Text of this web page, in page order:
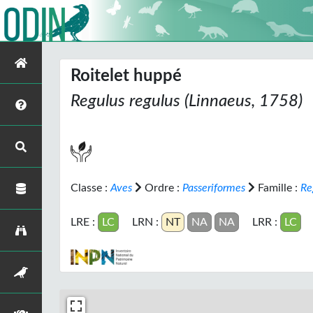
Roitelet huppé
Regulus regulus (Linnaeus, 1758)
Classe : Aves Ordre : Passeriformes Famille :
LRE : LC LRN : NT NA NA LRR : LC